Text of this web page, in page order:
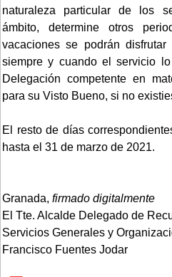
naturaleza particular de los
ámbito, determine otros
vacaciones se podrán
siempre y cuando el servicio
Delegación competente en
para su Visto Bueno, si no
El resto de días
hasta el 31 de marzo de 2021.
Granada, firmado digitalmente
El Tte. Alcalde Delegado de
Servicios Generales y
Francisco Fuentes Jodar